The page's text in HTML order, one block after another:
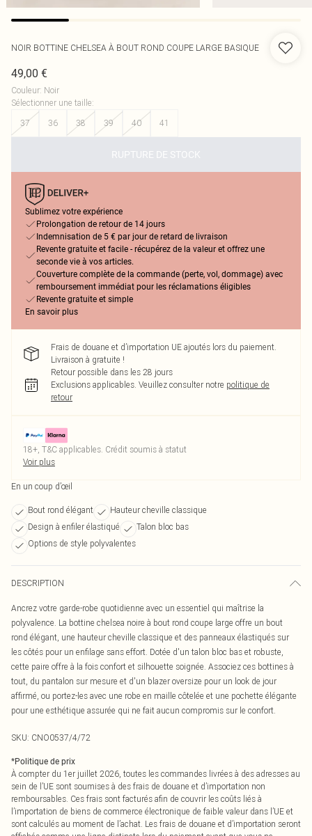
NOIR BOTTINE CHELSEA À BOUT ROND COUPE LARGE BASIQUE
49,00 €
Couleur: Noir
Sélectionner une taille:
37
36 38 39 40 41
RUPTURE DE STOCK
Sublimez votre expérience
Prolongation de retour de 14 jours
Indemnisation de 5 € par jour de retard de livraison
Revente gratuite et facile - récupérez de la valeur et offrez une
seconde vie à vos articles.
Couverture complète de la commande (perte, vol, dommage) avec
remboursement immédiat pour les réclamations éligibles
Revente gratuite et simple
En savoir plus
Frais de douane et d’importation UE ajoutés lors du paiement.
Livraison à gratuite !
Retour possible dans les 28 jours
Exclusions applicables. Veuillez consulter notre politique de
retour
18+, T&C applicables. Crédit soumis à statut
Voir plus
En un coup d’œil
Bout rond élégant
Hauteur cheville classique
Design à enfiler élastiqué
Talon bloc bas
Options de style polyvalentes
DESCRIPTION
Ancrez votre garde-robe quotidienne avec un essentiel qui maîtrise la
polyvalence. La bottine chelsea noire à bout rond coupe large offre un bout
rond élégant, une hauteur cheville classique et des panneaux élastiqués sur
les côtés pour un enfilage sans effort. Dotée d'un talon bloc bas et robuste,
cette paire offre à la fois confort et silhouette soignée. Associez ces bottines à
tout, du pantalon sur mesure et d'un blazer oversize pour un look de jour
affirmé, ou portez-les avec une robe en maille côtelée et une pochette élégante
pour une esthétique assurée qui ne fait aucun compromis sur le confort.
SKU: CNO0537/4/72
*Politique de prix
À compter du 1er juillet 2026, toutes les commandes livrées à des adresses au
sein de l’UE sont soumises à des frais de douane et d’importation non
remboursables. Ces frais sont facturés afin de couvrir les coûts liés à
l’importation de biens de commerce électronique de faible valeur dans l’UE et
sont calculés au moment de l’achat. Les frais de douane et d’importation seront